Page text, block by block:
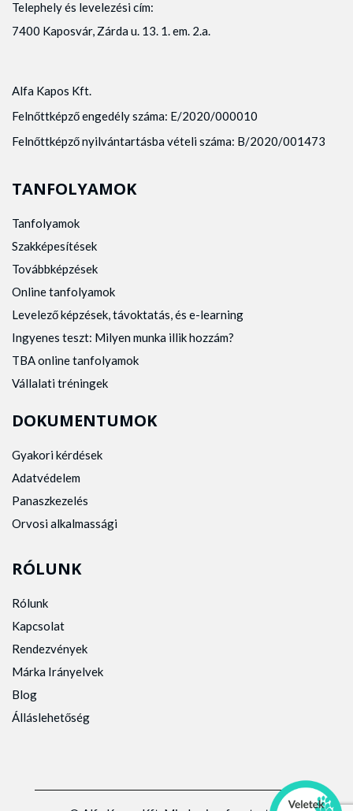
Telephely és levelezési cím:
7400 Kaposvár, Zárda u. 13. 1. em. 2.a.
Alfa Kapos Kft.
Felnőttképző engedély száma: E/2020/000010
Felnőttképző nyilvántartásba vételi száma: B/2020/001473
TANFOLYAMOK
Tanfolyamok
Szakképesítések
Továbbképzések
Online tanfolyamok
Levelező képzések, távoktatás, és e-learning
Ingyenes teszt: Milyen munka illik hozzám?
TBA online tanfolyamok
Vállalati tréningek
DOKUMENTUMOK
Gyakori kérdések
Adatvédelem
Panaszkezelés
Orvosi alkalmassági
RÓLUNK
Rólunk
Kapcsolat
Rendezvények
Márka Irányelvek
Blog
Álláslehetőség